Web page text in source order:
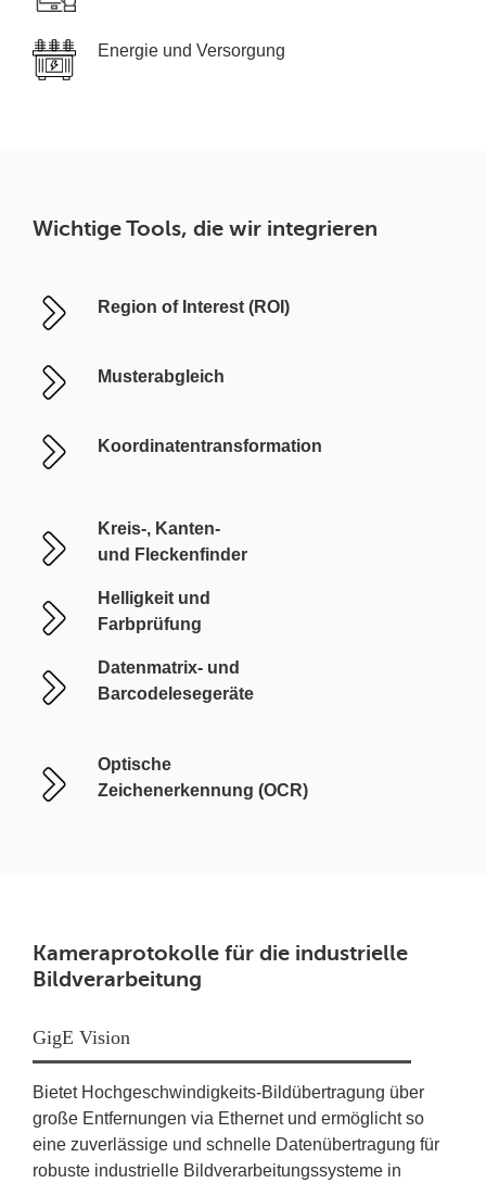
Energie und Versorgung
Wichtige Tools, die wir integrieren
Region of Interest (ROI)
Musterabgleich
Koordinatentransformation
Kreis-, Kanten-
und Fleckenfinder
Helligkeit und
Farbprüfung
Datenmatrix- und
Barcodelesegeräte
Optische
Zeichenerkennung (OCR)
Kameraprotokolle für die industrielle
Bildverarbeitung
GigE Vision
Bietet Hochgeschwindigkeits-Bildübertragung über
große Entfernungen via Ethernet und ermöglicht so
eine zuverlässige und schnelle Datenübertragung für
robuste industrielle Bildverarbeitungssysteme in